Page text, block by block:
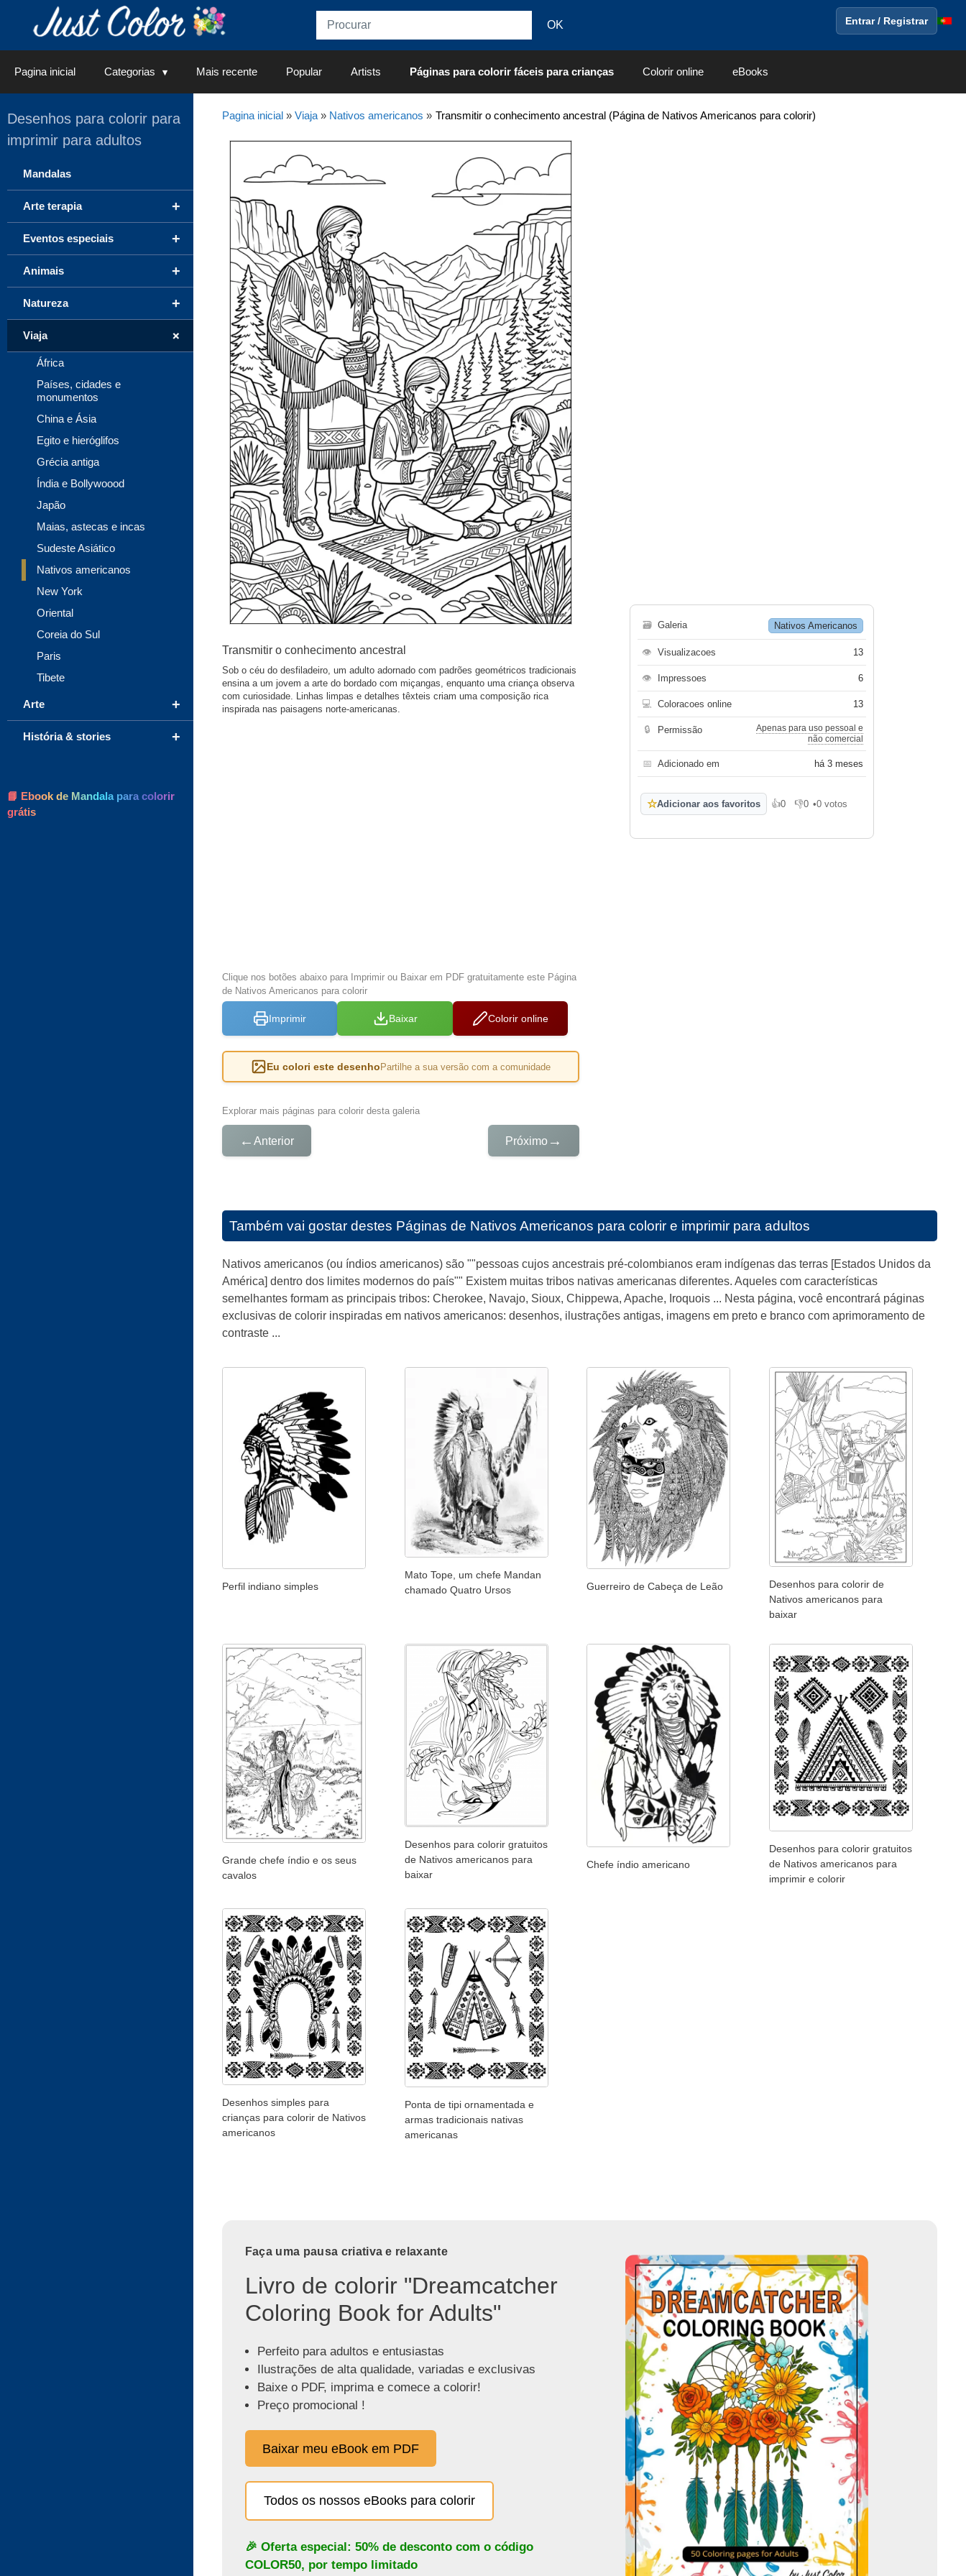
Entrar / Registrar
Pagina inicial Categorias Mais recente Popular Artists Páginas para colorir fáceis para crianças Colorir online eBooks
Pagina inicial» Viaja» Nativos americanos » Transmitir o conhecimento ancestral (Página de Nativos Americanos para colorir)
Transmitir o conhecimento ancestral
Sob o céu do desfiladeiro, um adulto adornado com padrões geométricos tradicionais
ensina a um jovem a arte do bordado com miçangas, enquanto uma criança observa
com curiosidade. Linhas limpas e detalhes têxteis criam uma composição rica
inspirada nas paisagens norte-americanas.
Clique nos botões abaixo para Imprimir ou Baixar em PDF gratuitamente este Página
de Nativos Americanos para colorir
Imprimir Baixar Colorir online
Eu colori este desenho Partilhe a sua versão com a comunidade
Explorar mais páginas para colorir desta galeria
← Anterior Próximo →
🗃 Galeria Nativos Americanos
👁 Visualizacoes 13
👁 Impressoes 6
💻 Coloracoes online 13
🔒 Permissão
Apenas para uso pessoal e
não comercial
📅 Adicionado em há 3 meses
☆Adicionar aos favoritos 👍0
Gosto 👎0
Não gosto
•0 votos
Também vai gostar destes Páginas de Nativos Americanos para colorir e imprimir para adultos
Nativos americanos (ou índios americanos) são ""pessoas cujos ancestrais pré-colombianos eram indígenas das terras [Estados Unidos da
América] dentro dos limites modernos do país"" Existem muitas tribos nativas americanas diferentes. Aqueles com características
semelhantes formam as principais tribos: Cherokee, Navajo, Sioux, Chippewa, Apache, Iroquois ... Nesta página, você encontrará páginas
exclusivas de colorir inspiradas em nativos americanos: desenhos, ilustrações antigas, imagens em preto e branco com aprimoramento de
contraste ...
Perfil indiano simples
Mato Tope, um chefe Mandan
chamado Quatro Ursos
Guerreiro de Cabeça de Leão
Desenhos para colorir de
Nativos americanos para
baixar
Grande chefe índio e os seus
cavalos
Desenhos para colorir gratuitos
de Nativos americanos para
baixar
Chefe índio americano
Desenhos para colorir gratuitos
de Nativos americanos para
imprimir e colorir
Desenhos simples para
crianças para colorir de Nativos
americanos
Ponta de tipi ornamentada e
armas tradicionais nativas
americanas
Faça uma pausa criativa e relaxante
Livro de colorir "Dreamcatcher
Coloring Book for Adults"
Perfeito para adultos e entusiastas
Ilustrações de alta qualidade, variadas e exclusivas
Baixe o PDF, imprima e comece a colorir!
Preço promocional !
Baixar meu eBook em PDF
Todos os nossos eBooks para colorir
🎉 Oferta especial: 50% de desconto com o código
COLOR50, por tempo limitado
Desenhos para colorir para
imprimir para adultos
Mandalas
+
Arte terapia
+
Eventos especiais
+
Animais
+
Natureza
+
Viaja
África
Países, cidades e
monumentos
China e Ásia
Egito e hieróglifos
Grécia antiga
Índia e Bollywoood
Japão
Maias, astecas e incas
Sudeste Asiático
Nativos americanos
New York
Oriental
Coreia do Sul
Paris
Tibete
+
Arte
+
História & stories
📘 Ebook de Mandala para colorir
grátis